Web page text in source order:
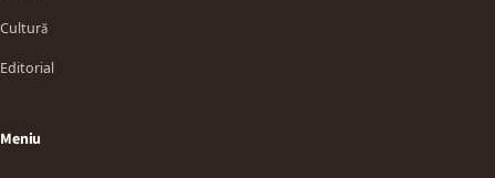
Cultură
Editorial
Meniu